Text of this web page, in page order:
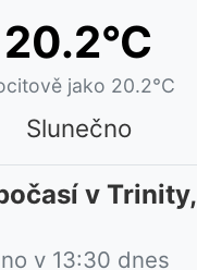
20.2°C
jako 20.2°C
Slunečno
v Trinity,
v 13:30 dnes